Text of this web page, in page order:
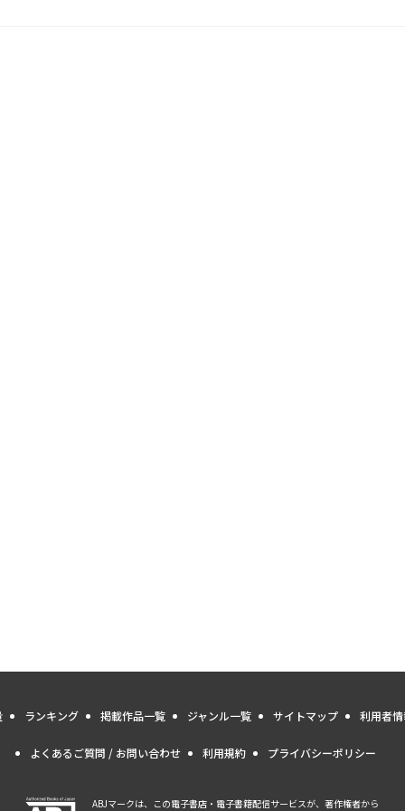
ランキング 掲載作品一覧 ジャンル一覧 サイトマップ 利用者
よくあるご質問 / お問い合わせ 利用規約 プライバシーポリシー
ABJマークは、この電子書店・電子書籍配信サービスが、著作権者から